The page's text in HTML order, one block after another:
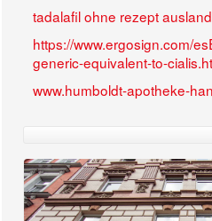
tadalafil ohne rezept ausland
https://www.ergosign.com/
generic-equivalent-to-
www.humboldt-apotheke-